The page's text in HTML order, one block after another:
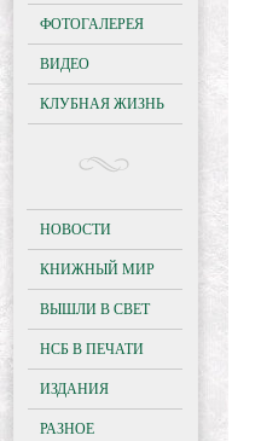
ФОТОГАЛЕРЕЯ
ВИДЕО
КЛУБНАЯ ЖИЗНЬ
НОВОСТИ
КНИЖНЫЙ МИР
ВЫШЛИ В СВЕТ
НСБ В ПЕЧАТИ
ИЗДАНИЯ
РАЗНОЕ